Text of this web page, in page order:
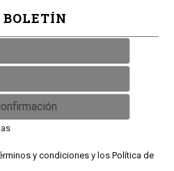
BOLETÍN
y condicionesy los Política de